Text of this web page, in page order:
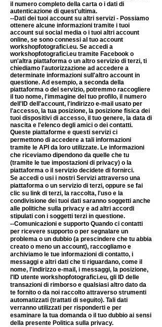
il numero completo della carta o i dati di
autenticazione di quest'ultima.
--Dati dei tuoi account su altri servizi - Possiamo
ottenere alcune informazioni tramite i tuoi
account sui social media o i tuoi altri account
online, se sono connessi al tuo account
workshopfotografici.eu. Se accedi a
workshopfotografici.eu tramite Facebook o
un'altra piattaforma o un altro servizio di terzi, ti
chiediamo l'autorizzazione ad accedere a
determinate informazioni sull'altro account in
questione. Ad esempio, a seconda della
piattaforma o del servizio, potremmo raccogliere
il tuo nome, l'immagine del tuo profilo, il numero
dell'ID dell'account, l'indirizzo e-mail usato per
l'accesso, la tua posizione, la posizione fisica dei
tuoi dispositivi di accesso, il tuo genere, la data di
nascita e l'elenco degli amici o dei contatti.
Queste piattaforme e questi servizi ci
permettono di accedere a tali informazioni
tramite le API da loro utilizzate. Le informazioni
che riceviamo dipendono da quelle che tu
(tramite le tue impostazioni di privacy) o la
piattaforma o il servizio decidete di fornirci.
Se accedi o usi i nostri Servizi attraverso una
piattaforma o un servizio di terzi, oppure se fai
clic su link di terzi, la raccolta, l'uso e la
condivisione dei tuoi dati saranno soggetti anche
alle politiche sulla privacy e ad altri accordi
stipulati con i soggetti terzi in questione.
--Comunicazioni e supporto Quando ci contatti
per ricevere supporto o per segnalare un
problema o un dubbio (a prescindere che tu abbia
creato o meno un account), raccogliamo e
archiviamo le tue informazioni di contatto, i
messaggi e altri dati che ti riguardano, come il
nome, l'indirizzo e-mail, i messaggi, la posizione,
l'ID utente workshopfotografici.eu, gli ID delle
transazioni di rimborso e qualsiasi altro dato da
te fornito o da noi raccolto attraverso strumenti
automatizzati (trattati di seguito). Tali dati
verranno utilizzati per risponderti e per
esaminare la tua domanda o il tuo dubbio ai sensi
della presente Politica sulla privacy.